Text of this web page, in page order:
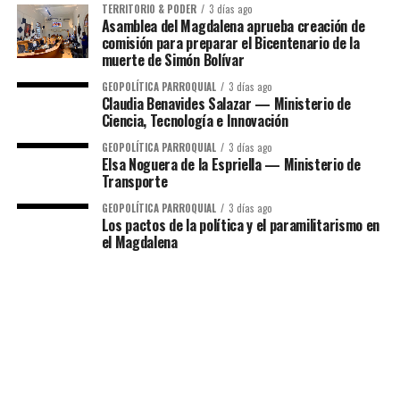
TERRITORIO & PODER 3 días ago
Asamblea del Magdalena aprueba creación de
comisión para preparar el Bicentenario de la
muerte de Simón Bolívar
GEOPOLÍTICA PARROQUIAL 3 días ago
Claudia Benavides Salazar — Ministerio de
Ciencia, Tecnología e Innovación
GEOPOLÍTICA PARROQUIAL 3 días ago
Elsa Noguera de la Espriella — Ministerio de
Transporte
GEOPOLÍTICA PARROQUIAL 3 días ago
Los pactos de la política y el paramilitarismo en
el Magdalena